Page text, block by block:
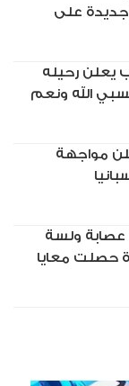
جديدة على
يعلن رحيله
14 عامًا: حسبي الله ونعم
مواجهة
عصابة ولسة
حصلت معايا